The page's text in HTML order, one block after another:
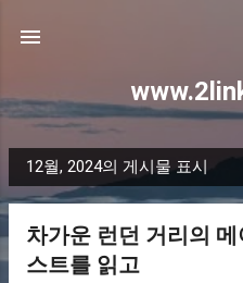
글
12월, 2024의 게시물 표시
차가운 런던 거리의
스트를 읽고